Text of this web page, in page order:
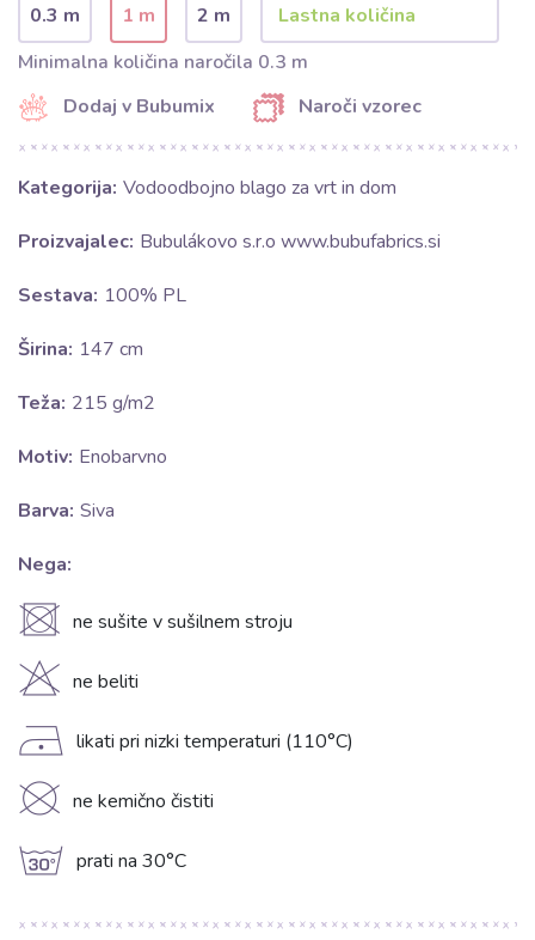
0.3 m 1 m
2 m
Minimalna količina naročila 0.3 m
Dodaj v Bubumix
Naroči vzorec
Kategorija: Vodoodbojno blago za vrt in dom
Proizvajalec: Bubulákovo s.r.o www.bubufabrics.si
Sestava: 100% PL
Širina: 147 cm
Teža: 215 g/m2
Motiv: Enobarvno
Barva: Siva
Nega:
U ne sušite v sušilnem stroju
H ne beliti
D likati pri nizki temperaturi (110°C)
K ne kemično čistiti
g prati na 30°C